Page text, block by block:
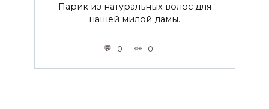
Парик из натуральных волос для
нашей милой дамы.
0 0